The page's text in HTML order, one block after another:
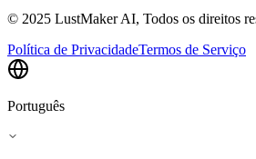
© 2025 LustMaker AI, Todos os direitos
Política de PrivacidadeTermos de Serviço
Português